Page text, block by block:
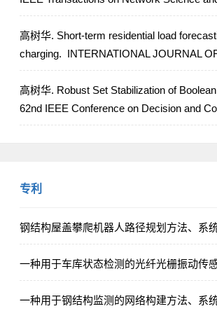
高树华. Short-term residential load
charging. INTERNATIONAL JOURNAL
高树华. Robust Set Stabilization of
62nd IEEE Conference on Decision and
专利
钢结构屋盖攀爬机器人路径规划方法、系
一种用于车库状态检测的光纤光栅振动传
一种用于钢结构监测的网络构建方法、系